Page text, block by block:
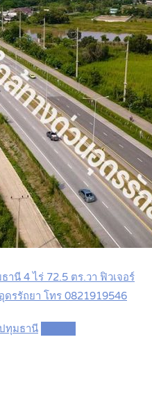
นี 4 ไร่ 72.5 ตร.วา ฟิวเจอร์
ดรรัถยา โทร 0821919546
ทุมธานี